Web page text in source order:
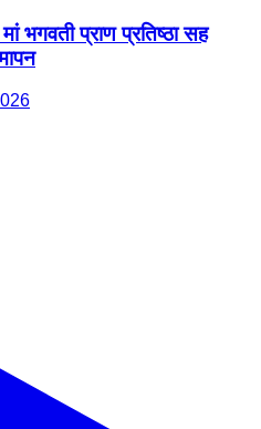
भगवती प्राण प्रतिष्ठा सह